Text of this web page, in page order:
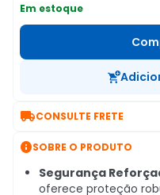
Em estoque
CONSULTE FRETE
SOBRE O PRODUTO
Segurança
oferece proteção